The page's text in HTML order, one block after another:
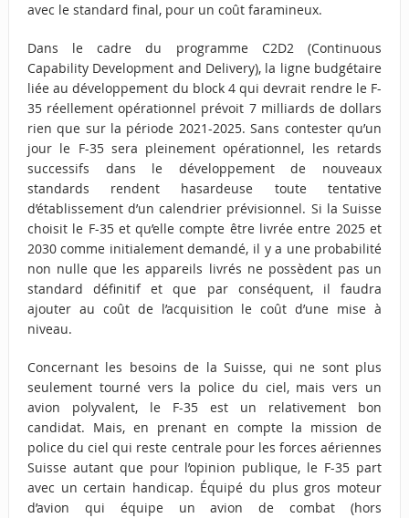
avec le standard final, pour un coût faramineux.
Dans le cadre du programme C2D2 (Continuous
Capability Development and Delivery), la ligne budgétaire
liée au développement du block 4 qui devrait rendre le F-
35 réellement opérationnel prévoit 7 milliards de dollars
rien que sur la période 2021-2025. Sans contester qu’un
jour le F-35 sera pleinement opérationnel, les retards
successifs dans le développement de nouveaux
standards rendent hasardeuse toute tentative
d’établissement d’un calendrier prévisionnel. Si la Suisse
choisit le F-35 et qu’elle compte être livrée entre 2025 et
2030 comme initialement demandé, il y a une probabilité
non nulle que les appareils livrés ne possèdent pas un
standard définitif et que par conséquent, il faudra
ajouter au coût de l’acquisition le coût d’une mise à
niveau.
Concernant les besoins de la Suisse, qui ne sont plus
seulement tourné vers la police du ciel, mais vers un
avion polyvalent, le F-35 est un relativement bon
candidat. Mais, en prenant en compte la mission de
police du ciel qui reste centrale pour les forces aériennes
Suisse autant que pour l’opinion publique, le F-35 part
avec un certain handicap. Équipé du plus gros moteur
d’avion qui équipe un avion de combat (hors